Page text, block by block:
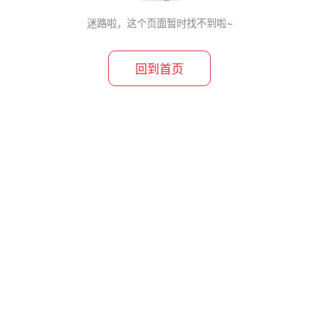
迷路啦，这个页面暂时找不到啦~
回到首页